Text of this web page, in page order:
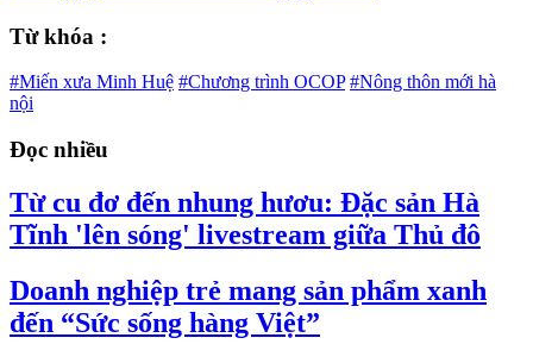
Từ khóa :
#Miến xưa Minh Huệ #Chương trình OCOP #Nông thôn mới hà
nội
Đọc nhiều
Từ cu đơ đến nhung hươu: Đặc sản Hà
Tĩnh 'lên sóng' livestream giữa Thủ đô
Doanh nghiệp trẻ mang sản phẩm xanh
đến “Sức sống hàng Việt”